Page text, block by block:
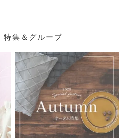
特集＆グループ